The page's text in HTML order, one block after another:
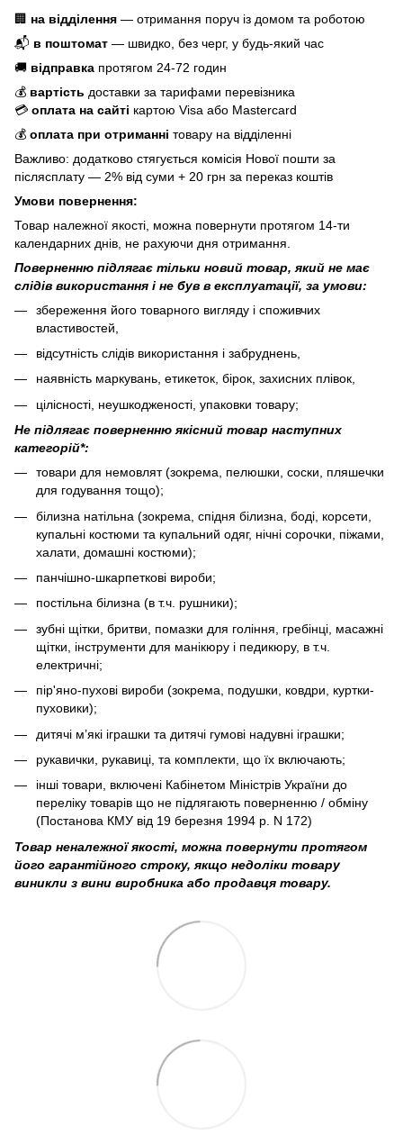
🏢 на відділення — отримання поруч із домом та роботою
📬 в поштомат — швидко, без черг, у будь-який час
🚚 відправка протягом 24-72 годин
💰 вартість доставки за тарифами перевізника
💳 оплата на сайті картою Visa або Mastercard
💰 оплата при отриманні товару на відділенні
Важливо: додатково стягується комісія Нової пошти за
післясплату — 2% від суми + 20 грн за переказ коштів
Умови повернення:
Товар належної якості, можна повернути протягом 14-ти
календарних днів, не рахуючи дня отримання.
Поверненню підлягає тільки новий товар, який не має
слідів використання і не був в експлуатації, за умови:
збереження його товарного вигляду і споживчих
властивостей,
відсутність слідів використання і забруднень,
наявність маркувань, етикеток, бірок, захисних плівок,
цілісності, неушкодженості, упаковки товару;
Не підлягає поверненню якісний товар наступних
категорій*:
товари для немовлят (зокрема, пелюшки, соски, пляшечки
для годування тощо);
білизна натільна (зокрема, спідня білизна, боді, корсети,
купальні костюми та купальний одяг, нічні сорочки, піжами,
халати, домашні костюми);
панчішно-шкарпеткові вироби;
постільна білизна (в т.ч. рушники);
зубні щітки, бритви, помазки для гоління, гребінці, масажні
щітки, інструменти для манікюру і педикюру, в т.ч.
електричні;
пір'яно-пухові вироби (зокрема, подушки, ковдри, куртки-
пуховики);
дитячі м’які іграшки та дитячі гумові надувні іграшки;
рукавички, рукавиці, та комплекти, що їх включають;
інші товари, включені Кабінетом Міністрів України до
переліку товарів що не підлягають поверненню / обміну
(Постанова КМУ від 19 березня 1994 р. N 172)
Товар неналежної якості, можна повернути протягом
його гарантійного строку, якщо недоліки товару
виникли з вини виробника або продавця товару.